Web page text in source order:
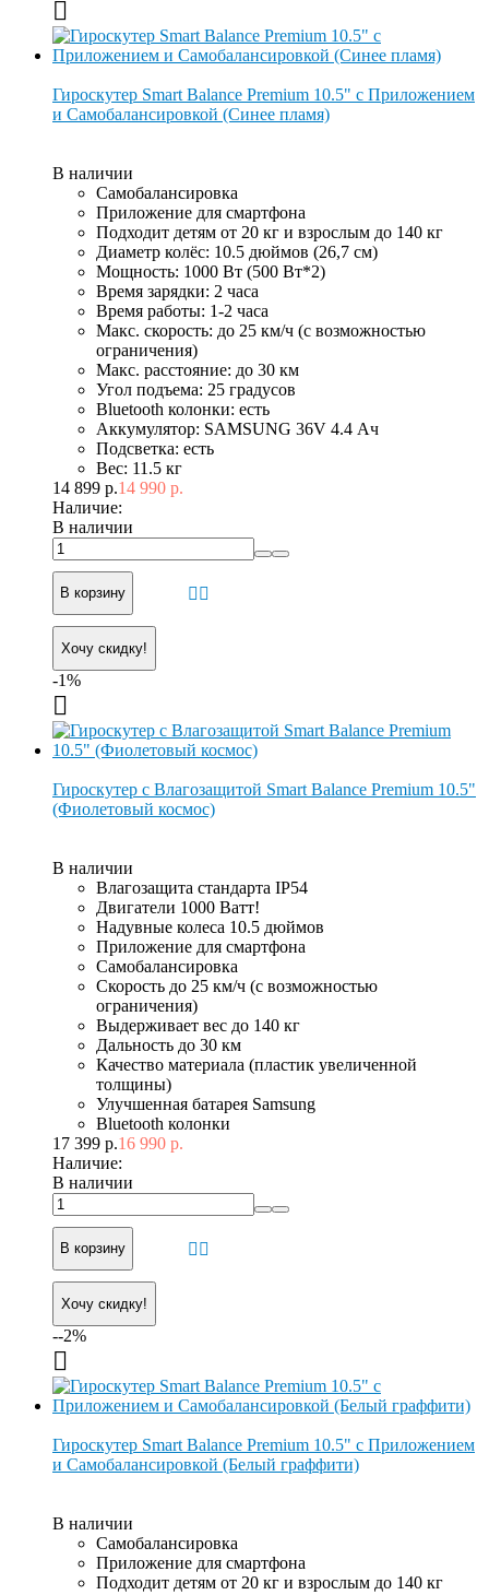
Гироскутер Smart Balance Premium 10.5" с Приложением
и Самобалансировкой (Синее пламя)
В наличии
Самобалансировка
Приложение для смартфона
Подходит детям от 20 кг и взрослым до 140 кг
Диаметр колёс: 10.5 дюймов (26,7 см)
Мощность: 1000 Вт (500 Вт*2)
Время зарядки: 2 часа
Время работы: 1-2 часа
Макс. скорость: до 25 км/ч (с возможностью
ограничения)
Макс. расстояние: до 30 км
Угол подъема: 25 градусов
Bluetooth колонки: есть
Аккумулятор: SAMSUNG 36V 4.4 Ач
Подсветка: есть
Вес: 11.5 кг
14 899 р.14 990 р.
Наличие:
В наличии
В корзину
Хочу скидку!
-1%
Гироскутер с Влагозащитой Smart Balance Premium 10.5"
(Фиолетовый космос)
В наличии
Влагозащита стандарта IP54
Двигатели 1000 Ватт!
Надувные колеса 10.5 дюймов
Приложение для смартфона
Самобалансировка
Скорость до 25 км/ч (с возможностью
ограничения)
Выдерживает вес до 140 кг
Дальность до 30 км
Качество материала (пластик увеличенной
толщины)
Улучшенная батарея Samsung
Bluetooth колонки
17 399 р.16 990 р.
Наличие:
В наличии
В корзину
Хочу скидку!
--2%
Гироскутер Smart Balance Premium 10.5" с Приложением
и Самобалансировкой (Белый граффити)
В наличии
Самобалансировка
Приложение для смартфона
Подходит детям от 20 кг и взрослым до 140 кг